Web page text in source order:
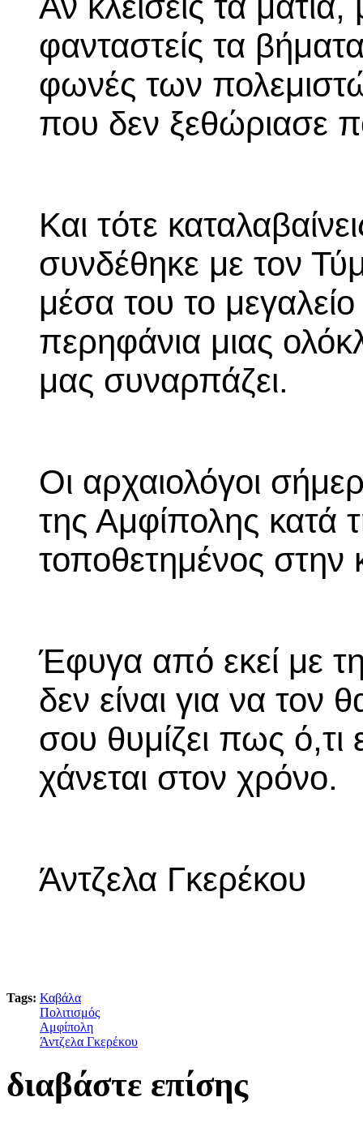
φανταστείς τα
φωνές των
που δεν ξεθώριασε
Και τότε
συνδέθηκε με τον
μέσα του το
περηφάνια μιας
μας συναρπάζει.
Οι αρχαιολόγοι
της Αμφίπολης κατά
τοποθετημένος
Έφυγα από εκεί με
δεν είναι για να τον
σου θυμίζει πως ό,τι
χάνεται στον χρόνο.
Άντζελα Γκερέκου
Tags: Καβάλα
Πολιτισμός
Αμφίπολη
Άντζελα Γκερέκου
διαβάστε επίσης